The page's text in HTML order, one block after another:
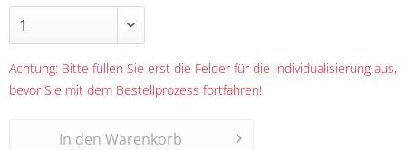
Achtung: Bitte füllen Sie erst die Felder für die Individualisierung aus,
bevor Sie mit dem Bestellprozess fortfahren!
In den Warenkorb